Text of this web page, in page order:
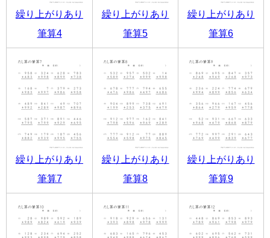
繰り上がりあり
筆算4
繰り上がりあり
筆算5
繰り上がりあり
筆算6
繰り上がりあり
筆算7
繰り上がりあり
筆算8
繰り上がりあり
筆算9